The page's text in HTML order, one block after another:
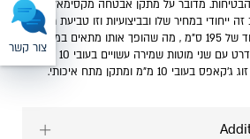
צור קשר
מדובר על מתקן אבטחה מקסימאלית
ייחודי במחיר שלו ובביצועיות וזו טביעת רגל
קומפקטית וגובה נמוך במיוחד של 195 ס"מ , מה שהופך אותו מתאים במיוחד
לחדרים נמוכים. מצויד כסטנדרט עם שני מוטות שמירה עשויים בעובי 10 מ"מ
10 מ"מ ומתקן מתח איכותי.